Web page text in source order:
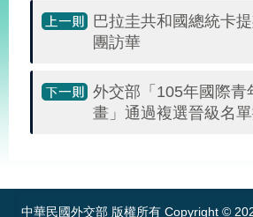
家
區
際
傳
巴拉圭共和國總統卡
團訪華
外交部「105年國際青
畫」通過複選晉級名
中華民國外交部 版權所有 Copyright ©